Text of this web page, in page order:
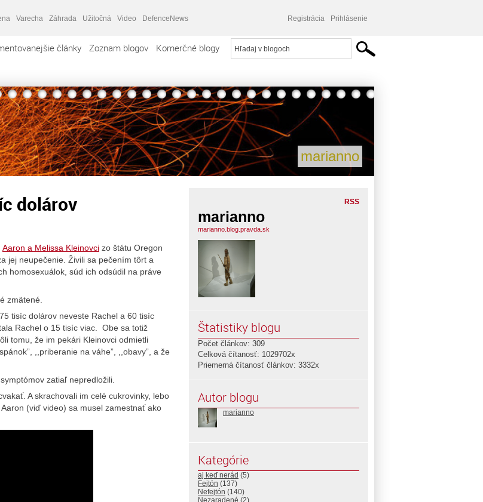
Varecha Záhrada Užitočná Video DefenceNews Registrácia Prihlásenie
články Zoznam blogov Komerčné blogy
marianno
dolárov
Aaron a Melissa Kleinovci zo štátu Oregon
jej neupečenie. Živili sa pečením tôrt a
homosexuálok, súd ich odsúdil na práve
zmätené.
tisíc dolárov neveste Rachel a 60 tisíc
Rachel o 15 tisíc viac. Obe sa totiž
tomu, že im pekári Kleinovci odmietli
,,priberanie na váhe”, ,,obavy”, a že
zatiaľ nepredložili.
A skrachovali im celé cukrovinky, lebo
(viď video) sa musel zamestnať ako
RSS
marianno
marianno.blog.pravda.sk
Štatistiky blogu
Počet článkov: 309
Celková čítanosť: 1029702x
Priemerná čítanosť článkov: 3332x
Autor blogu
marianno
Kategórie
aj keď nerád (5)
Fejtón (137)
Nefejtón (140)
Nezaradené (2)